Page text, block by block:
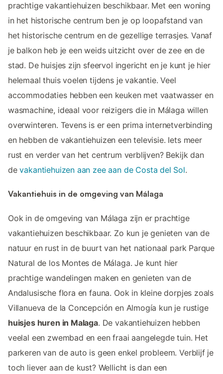
prachtige vakantiehuizen beschikbaar. Met een woning
in het historische centrum ben je op loopafstand van
het historische centrum en de gezellige terrasjes. Vanaf
je balkon heb je een weids uitzicht over de zee en de
stad. De huisjes zijn sfeervol ingericht en je kunt je hier
helemaal thuis voelen tijdens je vakantie. Veel
accommodaties hebben een keuken met vaatwasser en
wasmachine, ideaal voor reizigers die in Málaga willen
overwinteren. Tevens is er een prima internetverbinding
en hebben de vakantiehuizen een televisie. Iets meer
rust en verder van het centrum verblijven? Bekijk dan
devakantiehuizen aan zee aan de Costa del Sol.
Vakantiehuis in de omgeving van Málaga
Ook in de omgeving van Málaga zijn er prachtige
vakantiehuizen beschikbaar. Zo kun je genieten van de
natuur en rust in de buurt van het nationaal park Parque
Natural de los Montes de Málaga. Je kunt hier
prachtige wandelingen maken en genieten van de
Andalusische flora en fauna. Ook in kleine dorpjes zoals
Villanueva de la Concepción en Almogía kun je rustige
huisjes huren in Malaga. De vakantiehuizen hebben
veelal een zwembad en een fraai aangelegde tuin. Het
parkeren van de auto is geen enkel probleem. Verblijf je
toch liever aan de kust? Wellicht is dan een